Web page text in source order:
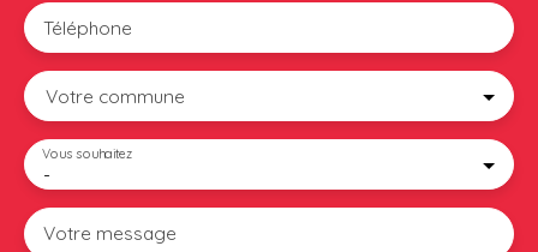
Téléphone
Votre commune
-
Vous souhaitez
Votre message